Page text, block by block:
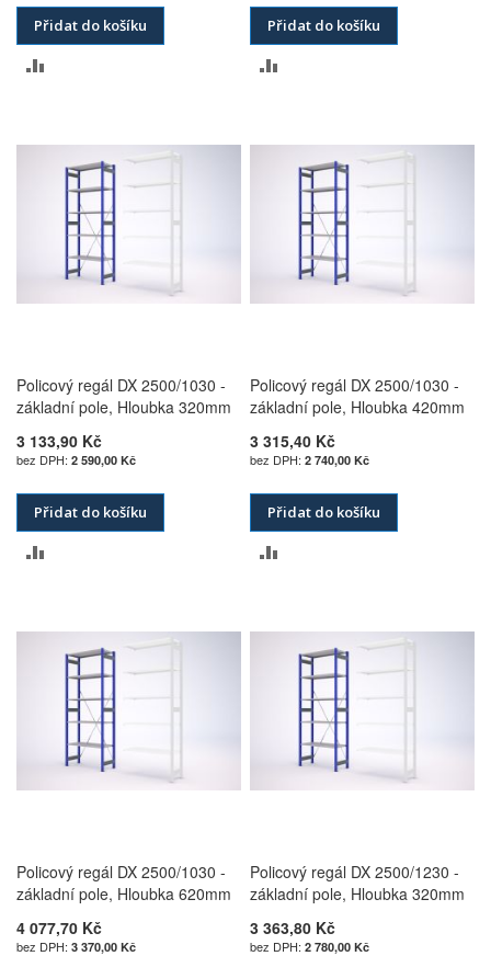
Přidat do košíku
POROVNÁNÍ
Přidat do košíku
POROVNÁNÍ
Policový regál DX 2500/1030 -
základní pole, Hloubka 320mm
3 133,90 Kč
2 590,00 Kč
Přidat do košíku
POROVNÁNÍ
Policový regál DX 2500/1030 -
základní pole, Hloubka 420mm
3 315,40 Kč
2 740,00 Kč
Přidat do košíku
POROVNÁNÍ
Policový regál DX 2500/1030 -
základní pole, Hloubka 620mm
4 077,70 Kč
3 370,00 Kč
Policový regál DX 2500/1230 -
základní pole, Hloubka 320mm
3 363,80 Kč
2 780,00 Kč